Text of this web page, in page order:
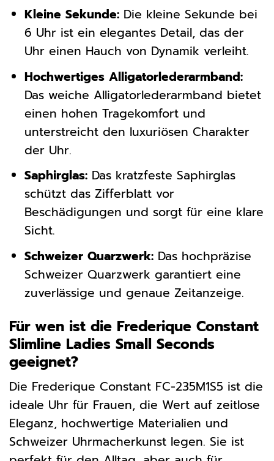
Kleine Sekunde:Die kleine Sekunde bei
6 Uhr ist ein elegantes Detail, das der
Uhr einen Hauch von Dynamik verleiht.
Hochwertiges Alligatorlederarmband:
Das weiche Alligatorlederarmband bietet
einen hohen Tragekomfort und
unterstreicht den luxuriösen Charakter
der Uhr.
Saphirglas:Das kratzfeste Saphirglas
schützt das Zifferblatt vor
Beschädigungen und sorgt für eine klare
Sicht.
Schweizer Quarzwerk:Das hochpräzise
Schweizer Quarzwerk garantiert eine
zuverlässige und genaue Zeitanzeige.
Für wen ist die Frederique Constant
Slimline Ladies Small Seconds
geeignet?
Die Frederique Constant FC-235M1S5 ist die
ideale Uhr für Frauen, die Wert auf zeitlose
Eleganz, hochwertige Materialien und
Schweizer Uhrmacherkunst legen. Sie ist